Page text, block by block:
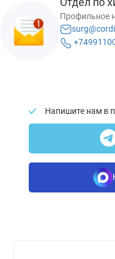
Профильное
Напишите нам в